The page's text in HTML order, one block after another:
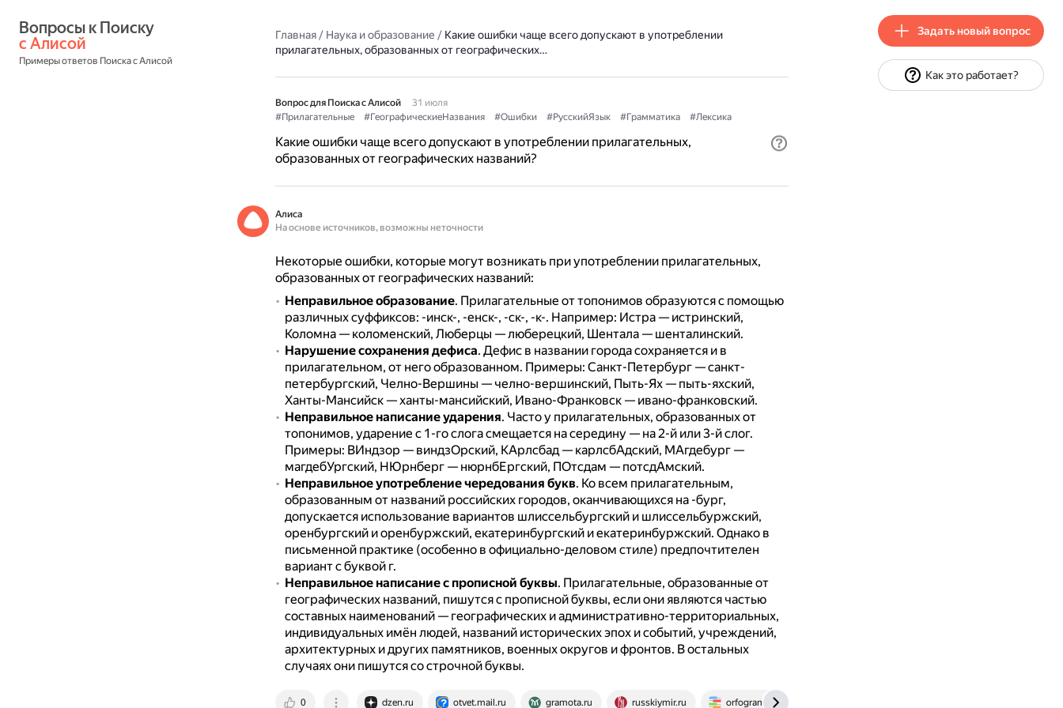
с Алисой
Примеры ответов Поиска с Алисой
Главная/ Наука и образование / Какие ошибки чаще всего допускают в употреблении
прилагательных, образованных от географических…
Вопрос для Поиска с Алисой
31 июля
#Прилагательные
#ГеографическиеНазвания #Ошибки #РусскийЯзык #Грамматика #Лексика
Какие ошибки чаще всего допускают в употреблении прилагательных,
образованных от географических названий?
Алиса
На основе источников, возможны неточности
Некоторые ошибки, которые могут возникать при употреблении прилагательных,
образованных от географических названий:
Неправильное образование. Прилагательные от топонимов образуются с помощью
различных суффиксов: -инск-, -енск-, -ск-, -к-. Например: Истра — истринский,
Коломна — коломенский, Люберцы — люберецкий, Шентала — шенталинский.
Нарушение сохранения дефиса. Дефис в названии города сохраняется и в
прилагательном, от него образованном. Примеры: Санкт-Петербург — санкт-
петербургский, Челно-Вершины — челно-вершинский, Пыть-Ях — пыть-яхский,
Ханты-Мансийск — ханты-мансийский, Ивано-Франковск — ивано-франковский.
Неправильное написание ударения. Часто у прилагательных, образованных от
топонимов, ударение с 1-го слога смещается на середину — на 2-й или 3-й слог.
Примеры: ВИндзор — виндзОрский, КАрлсбад — карлсбАдский, МАгдебург —
магдебУргский, НЮрнберг — нюрнбЕргский, ПОтсдам — потсдАмский.
Неправильное употребление чередования букв. Ко всем прилагательным,
образованным от названий российских городов, оканчивающихся на -бург,
допускается использование вариантов шлиссельбургский и шлиссельбуржский,
оренбургский и оренбуржский, екатеринбургский и екатеринбуржский. Однако в
письменной практике (особенно в официально-деловом стиле) предпочтителен
вариант с буквой г.
Неправильное написание с прописной буквы. Прилагательные, образованные от
географических названий, пишутся с прописной буквы, если они являются частью
составных наименований — географических и административно-территориальных,
индивидуальных имён людей, названий исторических эпох и событий, учреждений,
архитектурных и других памятников, военных округов и фронтов. В остальных
случаях они пишутся со строчной буквы.
0 dzen.ru otvet.mail.ru gramota.ru russkiymir.ru orfogrammka.ru
Задать новый вопрос
Как это работает?